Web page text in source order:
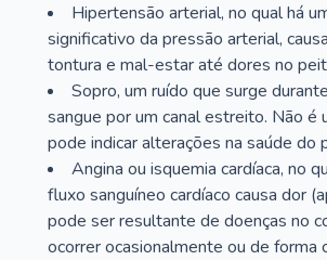
Hipertensão arterial, no qual há
significativo da pressão arterial,
tontura e mal-estar até dores no
Sopro, um ruído que surge
sangue por um canal estreito. Não é
pode indicar alterações na saúde do
Angina ou isquemia cardíaca, no
fluxo sanguíneo cardíaco causa dor
pode ser resultante de doenças no
ocorrer ocasionalmente ou de forma